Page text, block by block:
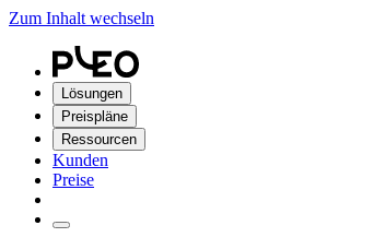
Zum Inhalt wechseln
Lösungen
Preispläne
Ressourcen
Kunden
Preise